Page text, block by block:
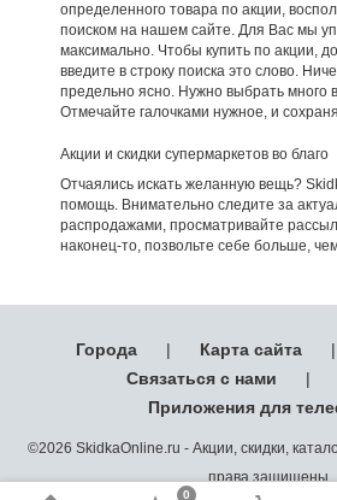
определенного товара по акции,
поиском на нашем сайте. Для Вас мы
максимально. Чтобы купить по акции,
введите в строку поиска это слово.
предельно ясно. Нужно выбрать много
Отмечайте галочками нужное, и
Акции и скидки супермаркетов во благо
Отчаялись искать желанную вещь?
помощь. Внимательно следите за
распродажами, просматривайте
наконец-то, позвольте себе больше,
Города | Карта сайта |
Связаться с нами
|
Приложения для
©2026 SkidkaOnline.ru - Акции, скидки,
права защищены.
0